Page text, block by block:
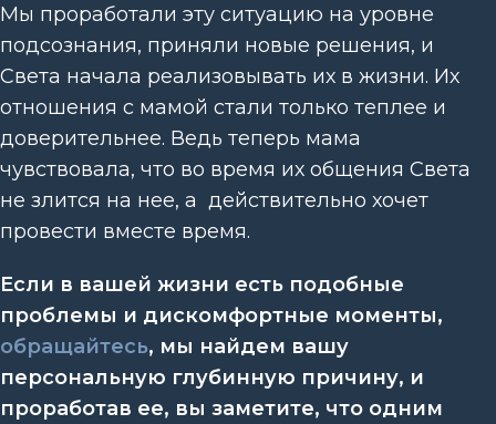
Мы проработали эту ситуацию на уровне
подсознания, приняли новые решения, и
Света начала реализовывать их в жизни. Их
отношения с мамой стали только теплее и
доверительнее. Ведь теперь мама
чувствовала, что во время их общения Света
не злится на нее, а действительно хочет
провести вместе время.
Если в вашей жизни есть подобные
проблемы и дискомфортные моменты,
обращайтесь, мы найдем вашу
персональную глубинную причину, и
проработав ее, вы заметите, что одним